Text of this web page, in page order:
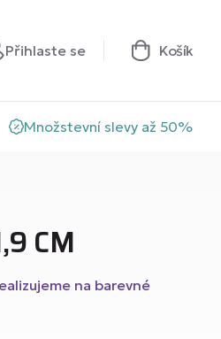
Přihlaste se Košík
Množstevní slevy až 50%
CM
na barevné